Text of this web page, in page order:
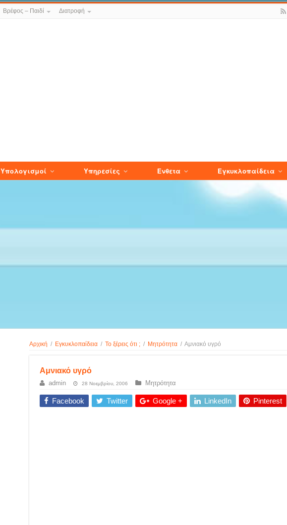
Βρέφος – Παιδί Διατροφή
Υπολογισμοί Υπηρεσίες Ενθετα Εγκυκλοπαίδεια
Αρχική / Εγκυκλοπαίδεια / Το ξέρεις ότι ; / Μητρότητα / Αμνιακό υγρό
Αμνιακό υγρό
admin 28 Νοεμβρίου, 2006 Μητρότητα
Facebook Twitter Google + LinkedIn Pinterest